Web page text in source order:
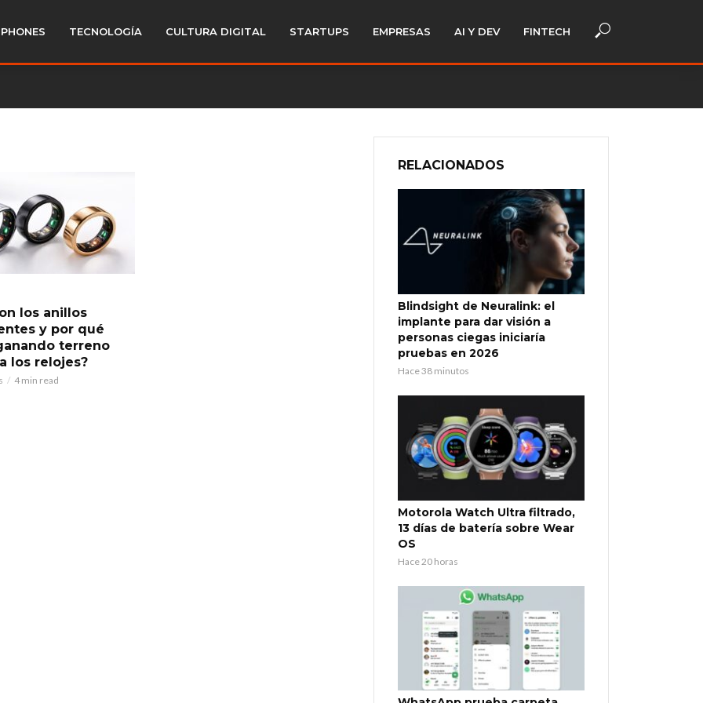
TECNOLOGÍA CULTURA DIGITAL STARTUPS EMPRESAS AI Y DEV FINTECH
los anillos
y por qué
terreno
los relojes?
4 min read
RELACIONADOS
Blindsight de Neuralink: el
implante para dar visión a
personas ciegas iniciaría
pruebas en 2026
Hace 38 minutos
Motorola Watch Ultra filtrado,
13 días de batería sobre Wear
OS
Hace 20 horas